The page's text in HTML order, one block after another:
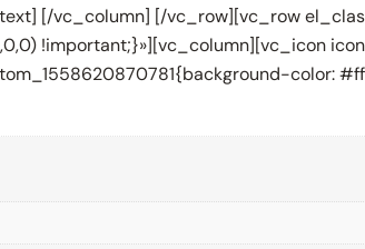
[/vc_column] [/vc_row][vc_row
!important;}»][vc_column][vc_icon
color: